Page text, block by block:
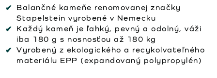
Balančné kameňe renomovanej značky
Stapelstein vyrobené v Nemecku
Každý kameň je ľahký, pevný a odolný, váži
iba 180 g s nosnosťou až 180 kg
Vyrobený z ekologického a recykolvateľného
materiálu EPP (expandovaný polypropylén)